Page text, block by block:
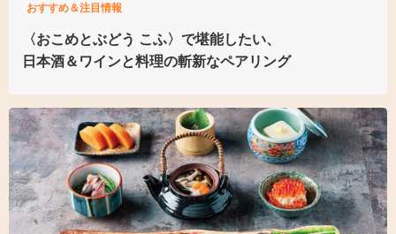
おすすめ＆注目情報
〈おこめとぶどう こふ〉 で堪能したい、
日本酒＆ワインと料理の斬新なペアリング